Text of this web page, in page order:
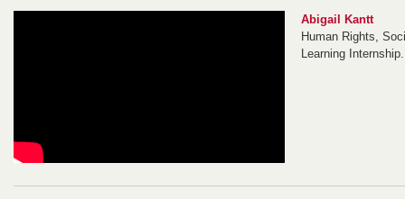
Abigail Kantt
Human Rights,
Learning Internship.